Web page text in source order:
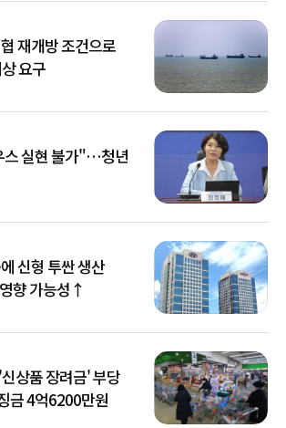
재개방 조건으로
요구
스 실현 불가"…청년
신형 투싼 생산
향 가능성↑
상품 장려금' 부당
금 4억6200만원